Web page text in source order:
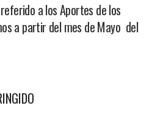
a los Aportes de los
a partir del mes de Mayo del